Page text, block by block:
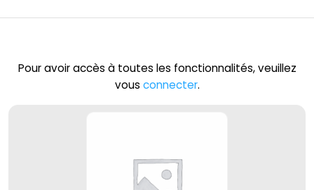
Pour avoir accès à toutes les fonctionnalités, veuillez
vous connecter.